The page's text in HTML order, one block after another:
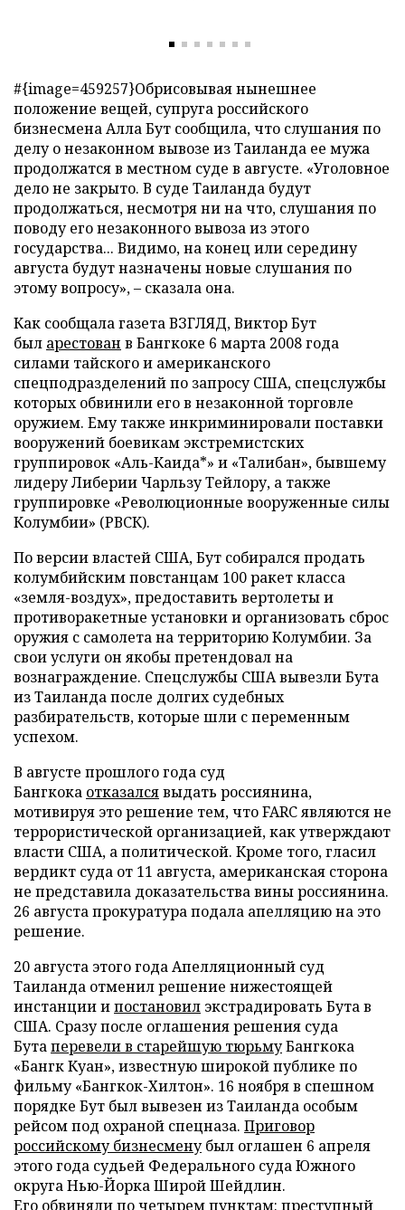
#{image=459257}Обрисовывая нынешнее
положение вещей, супруга российского
бизнесмена Алла Бут сообщила, что слушания по
делу о незаконном вывозе из Таиланда ее мужа
продолжатся в местном суде в августе. «Уголовное
дело не закрыто. В суде Таиланда будут
продолжаться, несмотря ни на что, слушания по
поводу его незаконного вывоза из этого
государства... Видимо, на конец или середину
августа будут назначены новые слушания по
этому вопросу», – сказала она.
Как сообщала газета ВЗГЛЯД, Виктор Бут
был арестован в Бангкоке 6 марта 2008 года
силами тайского и американского
спецподразделений по запросу США, спецслужбы
которых обвинили его в незаконной торговле
оружием. Ему также инкриминировали поставки
вооружений боевикам экстремистских
группировок «Аль-Каида*» и «Талибан», бывшему
лидеру Либерии Чарльзу Тейлору, а также
группировке «Революционные вооруженные силы
Колумбии» (РВСК).
По версии властей США, Бут собирался продать
колумбийским повстанцам 100 ракет класса
«земля-воздух», предоставить вертолеты и
противоракетные установки и организовать сброс
оружия с самолета на территорию Колумбии. За
свои услуги он якобы претендовал на
вознаграждение. Спецслужбы США вывезли Бута
из Таиланда после долгих судебных
разбирательств, которые шли с переменным
успехом.
В августе прошлого года суд
Бангкока отказалсявыдать россиянина,
мотивируя это решение тем, что FARC являются не
террористической организацией, как утверждают
власти США, а политической. Кроме того, гласил
вердикт суда от 11 августа, американская сторона
не представила доказательства вины россиянина.
26 августа прокуратура подала апелляцию на это
решение.
20 августа этого года Апелляционный суд
Таиланда отменил решение нижестоящей
инстанции ипостановил экстрадировать Бута в
США. Сразу после оглашения решения суда
Бутаперевели в старейшую тюрьмуБангкока
«Бангк Куан», известную широкой публике по
фильму «Бангкок-Хилтон». 16 ноября в спешном
порядке Бут был вывезен из Таиланда особым
рейсом под охраной спецназа. Приговор
российскому бизнесменубыл оглашен 6 апреля
этого года судьей Федерального суда Южного
округа Нью-Йорка Широй Шейдлин.
Его обвинялипо четырем пунктам: преступный